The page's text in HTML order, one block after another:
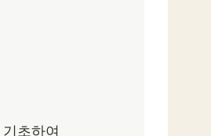
초하여